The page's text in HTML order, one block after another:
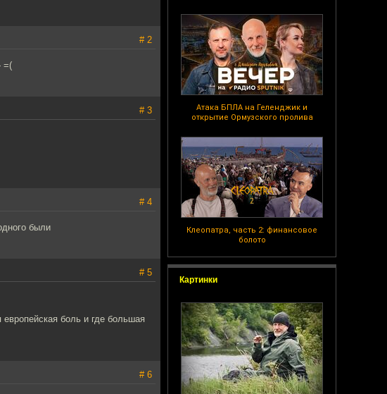
Атака БПЛА на Геленджик и
открытие Ормузского пролива
Клеопатра, часть 2: финансовое
болото
Картинки
# 2
=(
# 3
# 4
были
# 5
боль и где большая
# 6